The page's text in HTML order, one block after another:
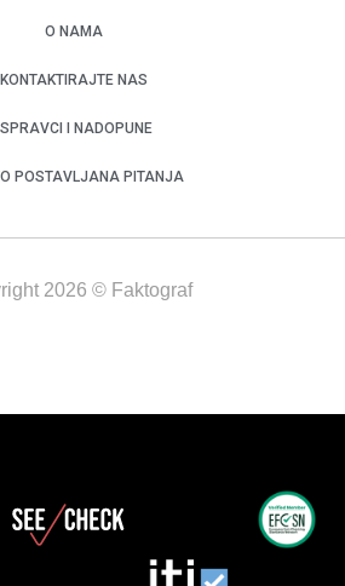
O NAMA
KONTAKTIRAJTE NAS
ISPRAVCI I NADOPUNE
POSTAVLJANA PITANJA
2026 © Faktograf